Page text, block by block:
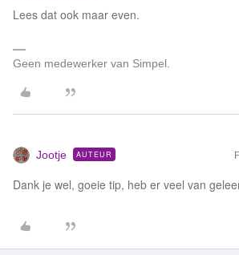
Lees dat ook maar even.
Geen medewerker van Simpel.
Jootje AUTEUR
Dank je wel, goeie tip, heb er veel van